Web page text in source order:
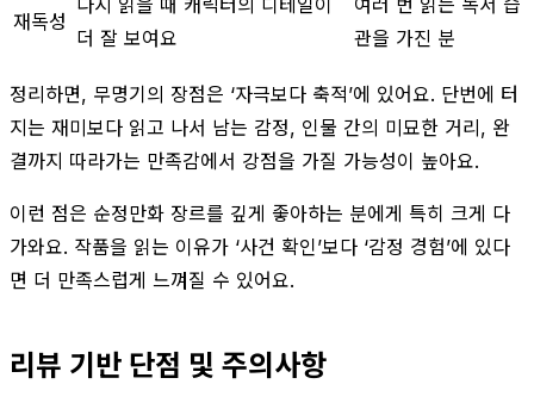
재독성
더 잘 보여요
관을 가진 분
정리하면, 무명기의 장점은 ‘자극보다 축적’에 있어요. 단번에 터
지는 재미보다 읽고 나서 남는 감정, 인물 간의 미묘한 거리, 완
결까지 따라가는 만족감에서 강점을 가질 가능성이 높아요.
이런 점은 순정만화 장르를 깊게 좋아하는 분에게 특히 크게 다
가와요. 작품을 읽는 이유가 ‘사건 확인’보다 ‘감정 경험’에 있다
면 더 만족스럽게 느껴질 수 있어요.
리뷰 기반 단점 및 주의사항